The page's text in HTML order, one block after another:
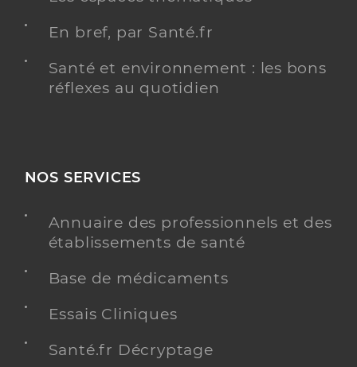
En bref, par Santé.fr
Santé et environnement : les bons
réflexes au quotidien
NOS SERVICES
Annuaire des professionnels et des
établissements de santé
Base de médicaments
Essais Cliniques
Santé.fr Décryptage